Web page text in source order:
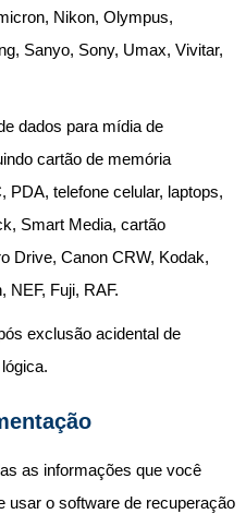
Nikon, Olympus,
Sanyo, Sony, Umax, Vivitar,
dados para mídia de
cartão de memória
telefone celular, laptops,
Smart Media, cartão
Drive, Canon CRW, Kodak,
NEF, Fuji, RAF.
exclusão acidental de
as informações que você
usar o software de recuperação